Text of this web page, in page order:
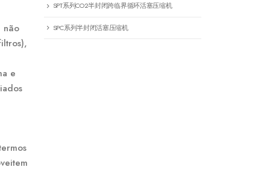
não
e
SPT系列CO2半封闭跨临界循环活塞压缩机
SPC系列半封闭活塞压缩机